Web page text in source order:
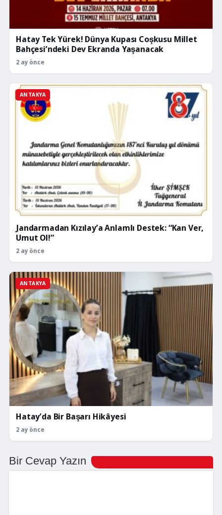
Hatay Tek Yürek! Dünya Kupası Coşkusu Millet
Bahçesi’ndeki Dev Ekranda Yaşanacak
2 ay önce
ANTAKYA
Jandarmadan Kızılay’a Anlamlı Destek: “Kan Ver,
Umut Ol!”
2 ay önce
ANTAKYA
Hatay’da Bir Başarı Hikâyesi
2 ay önce
Bir Cevap Yazın